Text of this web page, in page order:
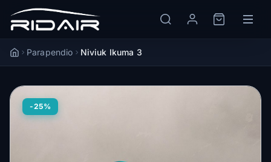
AccueilParapendio Niviuk Ikuma 3
-25%